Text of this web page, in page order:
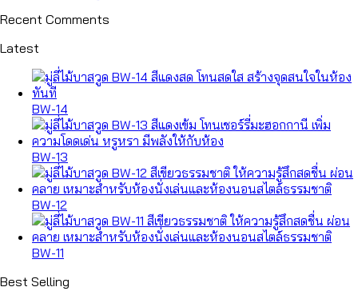
Recent Comments
Latest
BW-14
BW-13
BW-12
BW-11
Best Selling